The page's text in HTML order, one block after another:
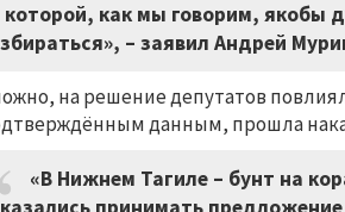
которой, как мы говорим, якобы
– заявил Андрей
на решение депутатов
данным, прошла
«В Нижнем Тагиле – бунт на